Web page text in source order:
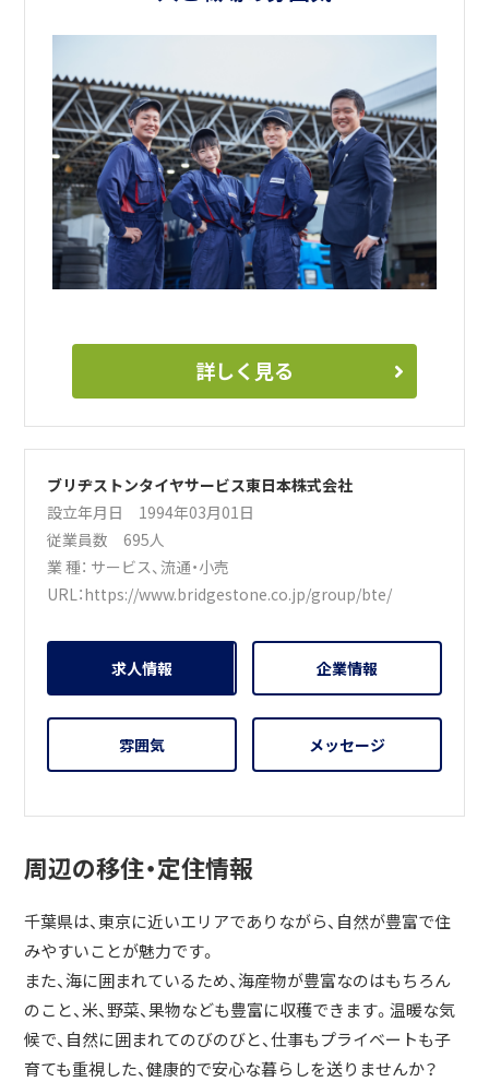
詳しく見る
ブリヂストンタイヤサービス東日本株式会社
設立年月日 1994年03月01日
従業員数 695人
業 種： サービス、流通・小売
URL：https://www.bridgestone.co.jp/group/bte/
求人情報 企業情報
雰囲気 メッセージ
周辺の移住・定住情報
千葉県は、東京に近いエリアでありながら、自然が豊富で住
みやすいことが魅力です。
また、海に囲まれているため、海産物が豊富なのはもちろん
のこと、米、野菜、果物なども豊富に収穫できます。温暖な気
候で、自然に囲まれてのびのびと、仕事もプライベートも子
育ても重視した、健康的で安心な暮らしを送りませんか？